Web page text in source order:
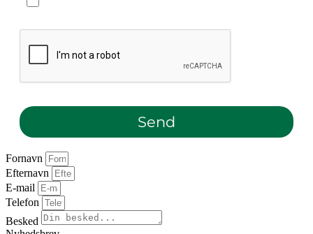
Send
Fornavn
Efternavn
E-mail
Telefon
Besked